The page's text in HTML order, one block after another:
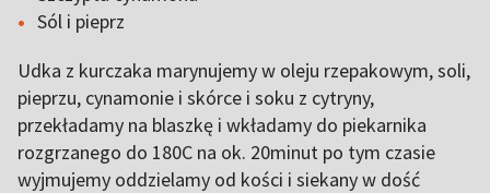
Sól i pieprz
Udka z kurczaka marynujemy w oleju rzepakowym, soli,
pieprzu, cynamonie i skórce i soku z cytryny,
przekładamy na blaszkę i wkładamy do piekarnika
rozgrzanego do 180C na ok. 20minut po tym czasie
wyjmujemy oddzielamy od kości i siekany w dość